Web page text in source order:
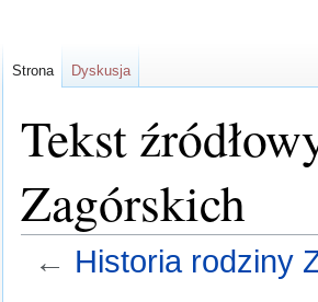
Tekst
Zagórskich
← Historia rodziny
Strona Dyskusja